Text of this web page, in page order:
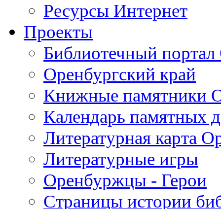
Ресурсы Интернет
Проекты
Библиотечный портал
Оренбургский край
Книжные памятники
Календарь памятных
Литературная карта
Литературные игры
Оренбуржцы - Герои
Страницы истории